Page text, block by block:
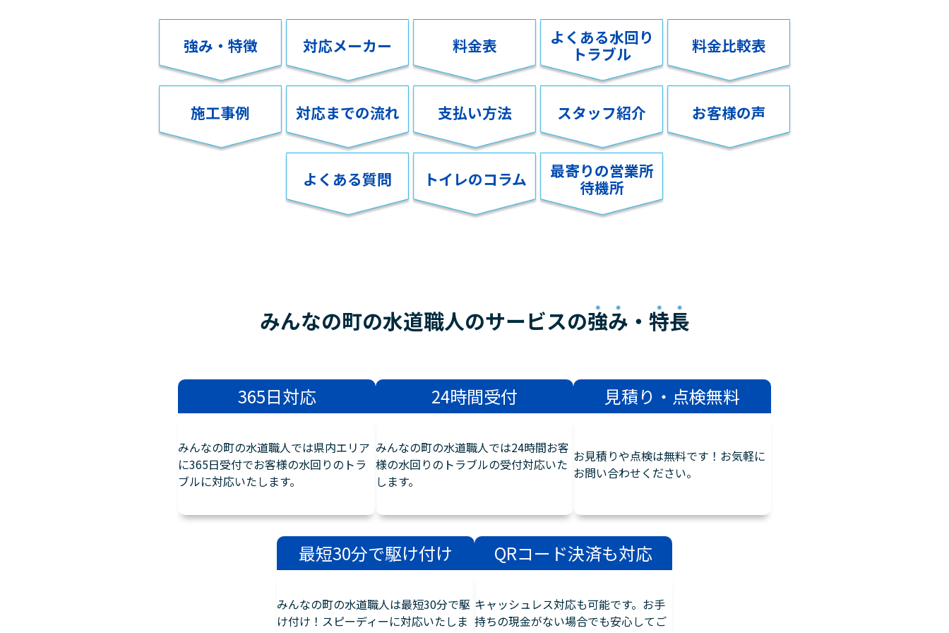
強み・特徴 対応メーカー 料金表
よくある水回り
トラブル
料金比較表
施工事例 対応までの流れ 支払い方法 スタッフ紹介 お客様の声
よくある質問 トイレのコラム
最寄りの営業所
待機所
みんなの町の水道職人のサービスの強み ・ 特長
365日対応
みんなの町の水道職人では県内エリア
に365日受付でお客様の水回りのトラ
ブルに対応いたします。
24時間受付
みんなの町の水道職人では24時間お客
様の水回りのトラブルの受付対応いた
します。
見積り・点検無料
お見積りや点検は無料です！お気軽に
お問い合わせください。
最短30分で駆け付け
みんなの町の水道職人は最短30分で駆
け付け！スピーディーに対応いたしま
QRコード決済も対応
キャッシュレス対応も可能です。お手
持ちの現金がない場合でも安心してご